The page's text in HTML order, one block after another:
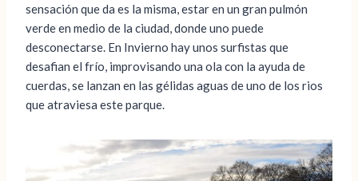
sensación que da es la misma, estar en un gran pulmón
verde en medio de la ciudad, donde uno puede
desconectarse. En Invierno hay unos surfistas que
desafian el frío, improvisando una ola con la ayuda de
cuerdas, se lanzan en las gélidas aguas de uno de los rios
que atraviesa este parque.